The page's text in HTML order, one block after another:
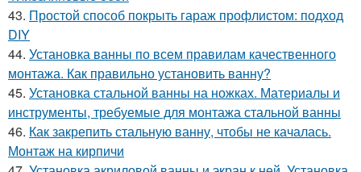
43. Простой способ покрыть гараж профлистом: подход
DIY
44. Установка ванны по всем правилам качественного
монтажа. Как правильно установить ванну?
45. Установка стальной ванны на ножках. Материалы и
инструменты, требуемые для монтажа стальной ванны
46. Как закрепить стальную ванну, чтобы не качалась.
Монтаж на кирпичи